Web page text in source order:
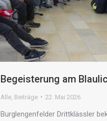
Begeisterung am
Alle Beiträge 22. Mai 2026
Burglengenfelder Drittklässler